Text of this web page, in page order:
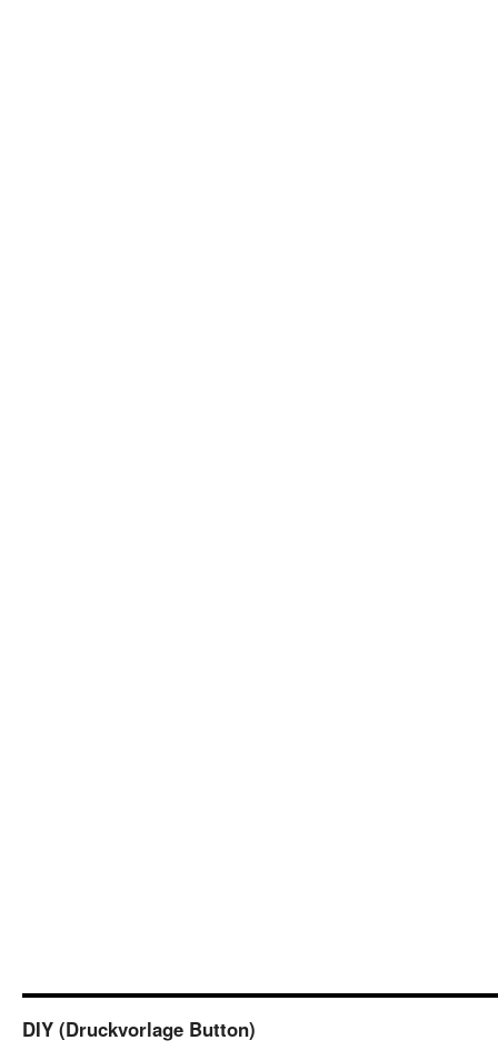
DIY (Druckvorlage Button)